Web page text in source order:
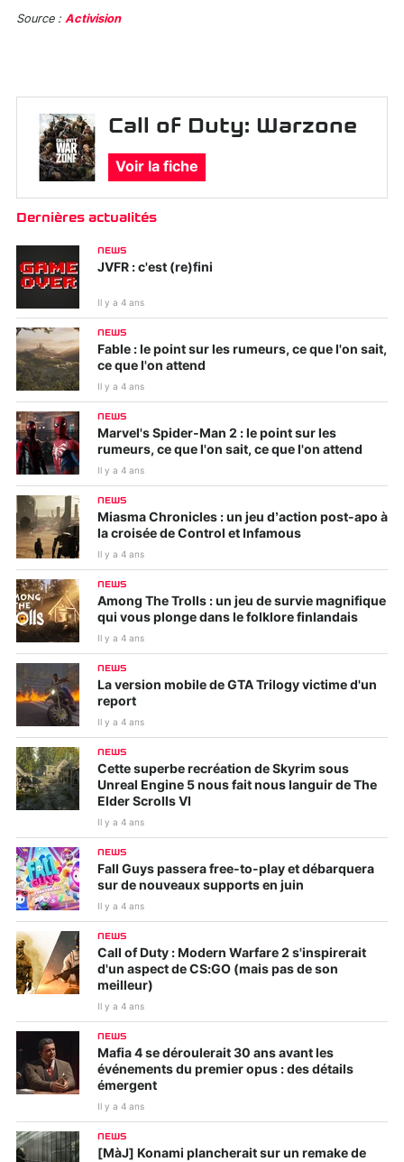
Source : Activision
Call of Duty: Warzone
Voir la fiche
Dernières actualités
NEWS
JVFR : c'est (re)fini
Il y a 4 ans
NEWS
Fable : le point sur les rumeurs, ce que l'on sait,
ce que l'on attend
Il y a 4 ans
NEWS
Marvel's Spider-Man 2 : le point sur les
rumeurs, ce que l'on sait, ce que l'on attend
Il y a 4 ans
NEWS
Miasma Chronicles : un jeu d’action post-apo à
la croisée de Control et Infamous
Il y a 4 ans
NEWS
Among The Trolls : un jeu de survie magnifique
qui vous plonge dans le folklore finlandais
Il y a 4 ans
NEWS
La version mobile de GTA Trilogy victime d'un
report
Il y a 4 ans
NEWS
Cette superbe recréation de Skyrim sous
Unreal Engine 5 nous fait nous languir de The
Elder Scrolls VI
Il y a 4 ans
NEWS
Fall Guys passera free-to-play et débarquera
sur de nouveaux supports en juin
Il y a 4 ans
NEWS
Call of Duty : Modern Warfare 2 s'inspirerait
d'un aspect de CS:GO (mais pas de son
meilleur)
Il y a 4 ans
NEWS
Mafia 4 se déroulerait 30 ans avant les
événements du premier opus : des détails
émergent
Il y a 4 ans
NEWS
[MàJ] Konami plancherait sur un remake de